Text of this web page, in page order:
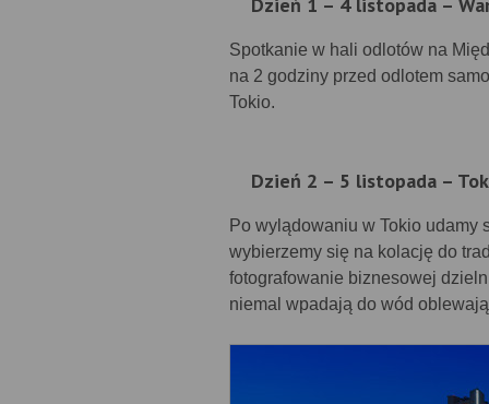
Spotkanie w hali odlotów na
na 2 godziny przed odlotem
Tokio.
Dzień 2 – 5 listopada –
Po wylądowaniu w Tokio udamy
wybierzemy się na kolację do
fotografowanie biznesowej
niemal wpadają do wód